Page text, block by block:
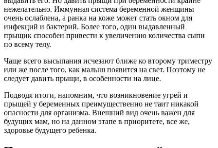
нежелательно. Иммунная система беременной женщины
очень ослаблена, а ранка на коже может стать окном для
инфекций и бактерий. Более того, один выдавленный
прыщик способен привести к увеличению количества сыпи
по всему телу.
Чаще всего высыпания исчезают ближе ко второму триместру
или же после того, как малыш появится на свет. Поэтому не
следует давить прыщи, в особенности на лице.
Подводя итоги, напомним, что возникновение угрей и
прыщей у беременных преимущественно не таит никакой
опасности для организма. Внешний вид очень важен для
будущих мам, но на данном этапе в приоритете, все же,
здоровье будущего ребенка.